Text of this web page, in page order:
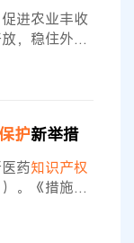
进农业丰收
，稳住外贸
，推动社会
投入。加快
体系，发展
加强知识产权
护新举措
药知识产权
。《措施》
工作机制、
务供给、